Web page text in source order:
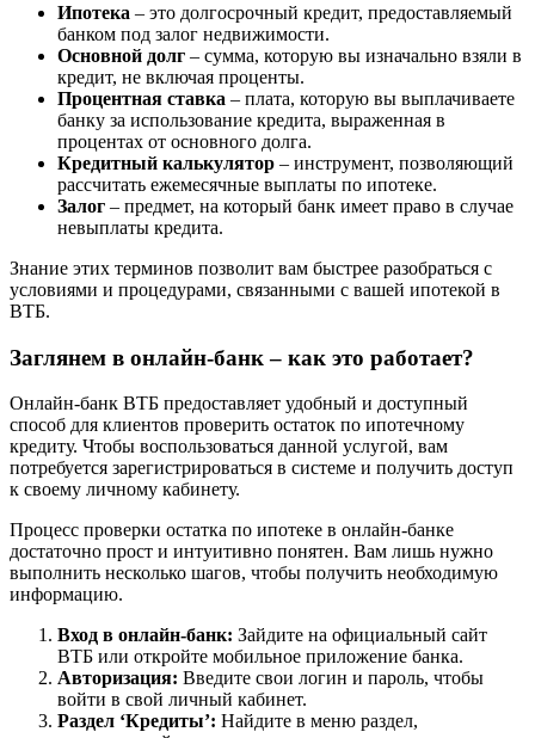
Ипотека – это долгосрочный кредит, предоставляемый
банком под залог недвижимости.
Основной долг – сумма, которую вы изначально взяли в
кредит, не включая проценты.
Процентная ставка – плата, которую вы выплачиваете
банку за использование кредита, выраженная в
процентах от основного долга.
Кредитный калькулятор – инструмент, позволяющий
рассчитать ежемесячные выплаты по ипотеке.
Залог – предмет, на который банк имеет право в случае
невыплаты кредита.
Знание этих терминов позволит вам быстрее разобраться с
условиями и процедурами, связанными с вашей ипотекой в
ВТБ.
Заглянем в онлайн-банк – как это работает?
Онлайн-банк ВТБ предоставляет удобный и доступный
способ для клиентов проверить остаток по ипотечному
кредиту. Чтобы воспользоваться данной услугой, вам
потребуется зарегистрироваться в системе и получить доступ
к своему личному кабинету.
Процесс проверки остатка по ипотеке в онлайн-банке
достаточно прост и интуитивно понятен. Вам лишь нужно
выполнить несколько шагов, чтобы получить необходимую
информацию.
Вход в онлайн-банк: Зайдите на официальный сайт
ВТБ или откройте мобильное приложение банка.
Авторизация: Введите свои логин и пароль, чтобы
войти в свой личный кабинет.
Раздел ‘Кредиты’: Найдите в меню раздел,